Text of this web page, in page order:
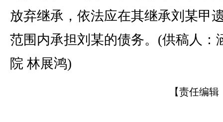
放弃继承，依法应在其继承刘某甲
范围内承担刘某的债务。(供稿人：
院 林展鸿)
【责任编辑